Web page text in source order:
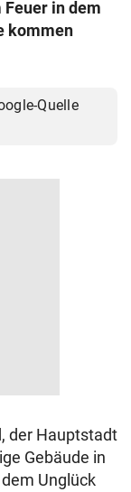
Feuer in dem
kommen
Quelle
der Hauptstadt
Gebäude in
Unglück